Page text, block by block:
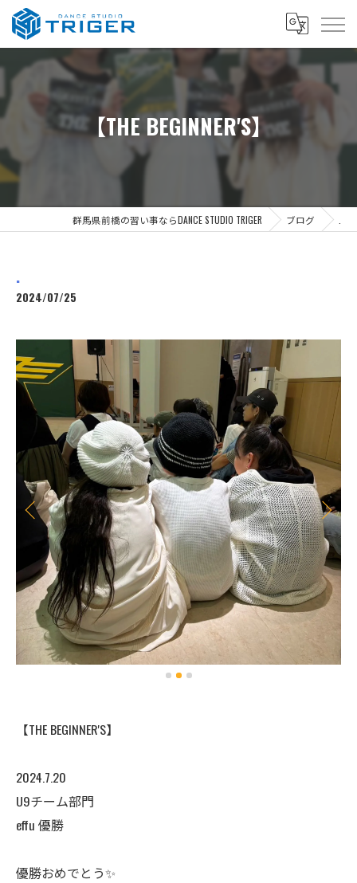
【THE BEGINNER'S】
群馬県前橋の習い事ならDANCE STUDIO TRIGER ブログ
.
2024/07/25
【THE BEGINNER'S】
2024.7.20
U9チーム部門
effu 優勝
優勝おめでとう✨